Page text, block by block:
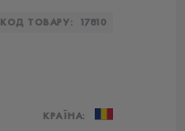
КОД ТОВАРУ: 17810
КРАЇНА: